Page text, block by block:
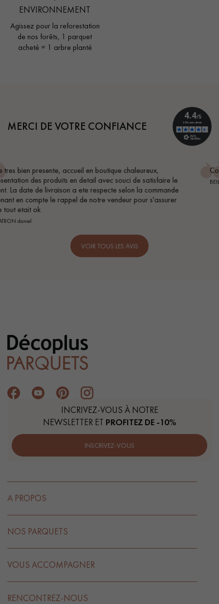
ENVIRONNEMENT
Agissez pour la reforestation
de nos forêts, 1 parquet
acheté = 1 arbre planté
MERCI DE VOTRE CONFIANCE
Conseil parfait, échanges fluides. Je recommande totalement
BEILE FRANCK
VOIR TOUS LES AVIS
INCRIVEZ-VOUS À NOTRE
NEWSLETTER ET PROFITEZ DE -10%
INSCRIVEZ-VOUS
A PROPOS
NOS PARQUETS
VOUS ACCOMPAGNER
RENCONTREZ-NOUS